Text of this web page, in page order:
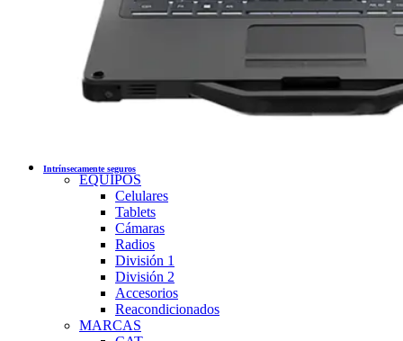
Intrínsecamente seguros
EQUIPOS
Celulares
Tablets
Cámaras
Radios
División 1
División 2
Accesorios
Reacondicionados
MARCAS